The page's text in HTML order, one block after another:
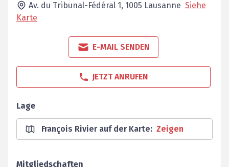
Av. du Tribunal-Fédéral 1, 1005 Lausanne Siehe
Karte
E-MAIL SENDEN
JETZT ANRUFEN
Lage
François Rivier auf der Karte: Zeigen
Mitgliedschaften